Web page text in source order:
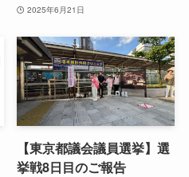
2025年6月21日
【東京都議会議員選挙】選
挙戦8日目のご報告